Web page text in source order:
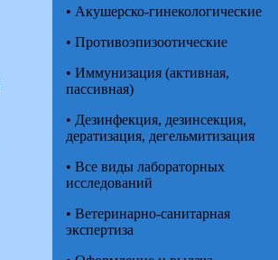
• Акушерско-гинекологические
• Противоэпизоотические
• Иммунизация (активная,
пассивная)
• Дезинфекция, дезинсекция,
дератизация, дегельмитизация
• Все виды лабораторных
исследований
• Ветеринарно-санитарная
экспертиза